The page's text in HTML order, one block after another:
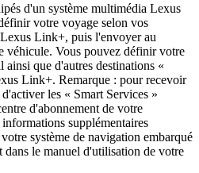
d'un système multimédia Lexus
votre voyage selon vos
Link+, puis l'envoyer au
véhicule. Vous pouvez définir votre
que d'autres destinations «
Link+. Remarque : pour recevoir
les « Smart Services »
d'abonnement de votre
supplémentaires
système de navigation embarqué
le manuel d'utilisation de votre